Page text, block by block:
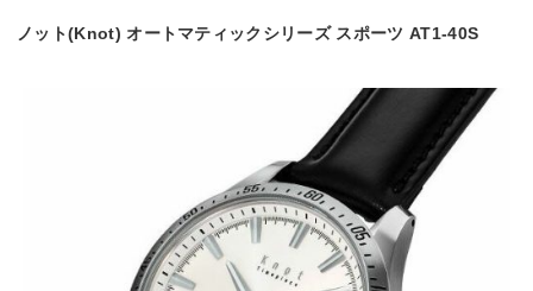
ノット(Knot) オートマティックシリーズ スポーツ AT1-40S